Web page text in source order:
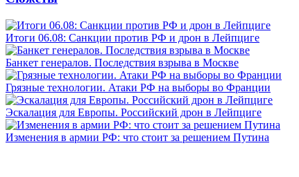
Итоги 06.08: Санкции против РФ и дрон в Лейпциге
Банкет генералов. Последствия взрыва в Москве
Грязные технологии. Атаки РФ на выборы во Франции
Эскалация для Европы. Российский дрон в Лейпциге
Изменения в армии РФ: что стоит за решением Путина